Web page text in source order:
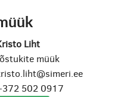
Liht
müük
502 0917